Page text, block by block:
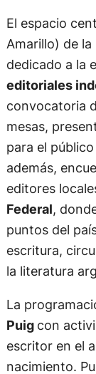
El espacio
Amarillo) de la
dedicado a la
editoriales
convocatoria
mesas,
para el
además,
editores
Federal ,
puntos del
escritura,
la literatura
La
Puig con
escritor en el
nacimiento.